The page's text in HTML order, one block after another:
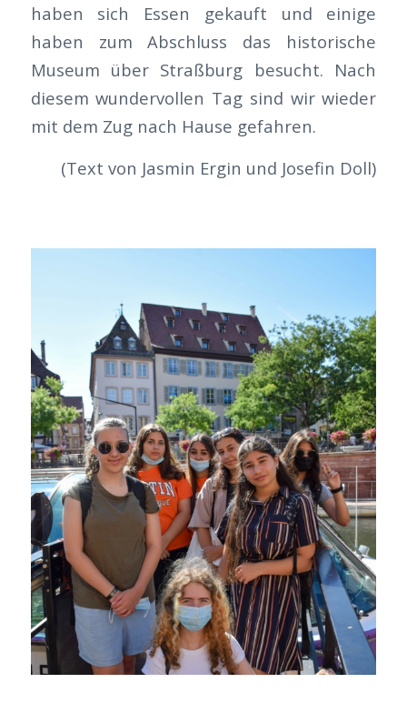
haben sich Essen gekauft und einige
haben zum Abschluss das historische
Museum über Straßburg besucht. Nach
diesem wundervollen Tag sind wir wieder
mit dem Zug nach Hause gefahren.
(Text von Jasmin Ergin und Josefin Doll)